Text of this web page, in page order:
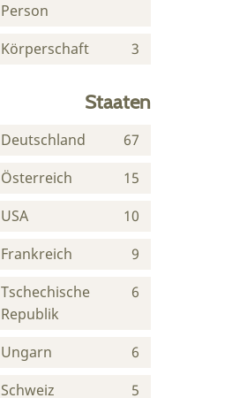
Person
3
Körperschaft
Staaten
67
Deutschland
15
Österreich
10
USA
9
Frankreich
6
Tschechische
Republik
6
Ungarn
5
Schweiz